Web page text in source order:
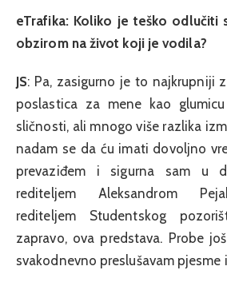
eTrafika: Koliko je teško odlučiti
obzirom na život koji je vodila?
JS: Pa, zasigurno je to najkrupniji
poslastica za mene kao
sličnosti, ali mnogo više razlika
nadam se da ću imati dovoljno
prevaziđem i sigurna sam u
rediteljem Aleksandrom
rediteljem Studentskog
zapravo, ova predstava. Probe
svakodnevno preslušavam pjesme